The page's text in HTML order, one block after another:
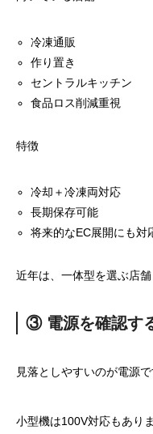
冷凍通販
作り置き
セントラルキッチン
食品ロス削減重視
特徴
冷却＋冷凍両対応
長期保存可能
将来的なEC展開にも対
近年は、一体型を選ぶ店舗
③ 電源を確認す
見落としやすいのが電源で
小型機は100V対応もあり